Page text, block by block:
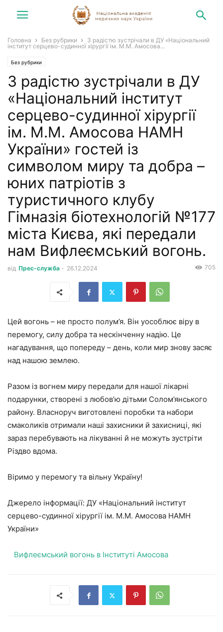
Головна Без рубрики
З радістю зустрічали в ДУ «Національний
інститут серцево-судинної хірургії ім. М.М. Амосова...
Без рубрики
З радістю зустрічали в ДУ
«Національний інститут
серцево-судинної хірургії
ім. М.М. Амосова НАМН
України» гостей із
символом миру та добра –
юних патріотів з
туристичного клубу
Гімназія біотехнологій №177
міста Києва, які передали
нам Вифлеємський вогонь.
від Прес-служба - 26.12.2024 705
Цей вогонь – не просто полум’я. Він уособлює віру в
перемогу, силу добра та нескінченну надію. Це
нагадування, що попереду – день, коли мир знову засяє
над нашою землею.
Разом із вогнем миру передали для нашої лікарні
подарунки, створені з любов’ю дітьми Солом’янського
району. Власноруч виготовлені поробки та набори
смаколиків отримали наші захисники й захисниці, які
зараз перебувають на лікуванні й не можуть зустріти
Різдво вдома.
Віримо у перемогу та вільну Україну!
Джерело інформації: ДУ «Національний інститут
серцево-судинної хірургії ім. М.М. Амосова НАМН
України»
Вифлеємський вогонь в Інституті Амосова